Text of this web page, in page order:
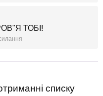
ТОБІ!
списку